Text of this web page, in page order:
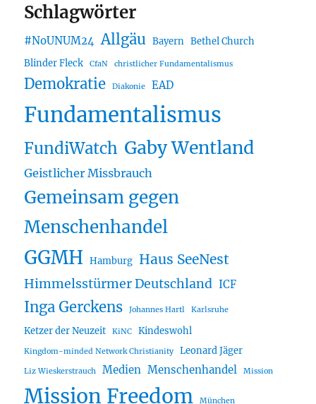
Schlagwörter
#NoUNUM24 Allgäu Bayern Bethel Church
Blinder Fleck
CfaN christlicher Fundamentalismus
Demokratie Diakonie EAD
Fundamentalismus
FundiWatch Gaby Wentland
Geistlicher Missbrauch
Gemeinsam gegen
Menschenhandel
GGMH Hamburg Haus SeeNest
Himmelsstürmer Deutschland ICF
Inga Gerckens Johannes Hartl Karlsruhe
Ketzer der Neuzeit KiNC Kindeswohl
Kingdom-minded Network Christianity Leonard Jäger
Liz Wieskerstrauch Medien Menschenhandel Mission
Mission Freedom München